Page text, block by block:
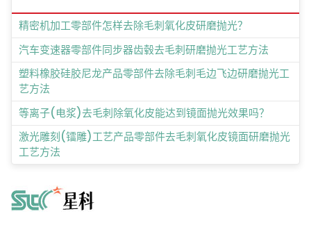
精密机加工零部件怎样去除毛刺氧化皮研磨抛光？
汽车变速器零部件同步器齿毂去毛刺研磨抛光工艺方法
塑料橡胶硅胶尼龙产品零部件去除毛刺毛边飞边研磨抛光工
艺方法
等离子(电浆)去毛刺除氧化皮能达到镜面抛光效果吗？
激光雕刻(镭雕)工艺产品零部件去毛刺氧化皮镜面研磨抛光
工艺方法